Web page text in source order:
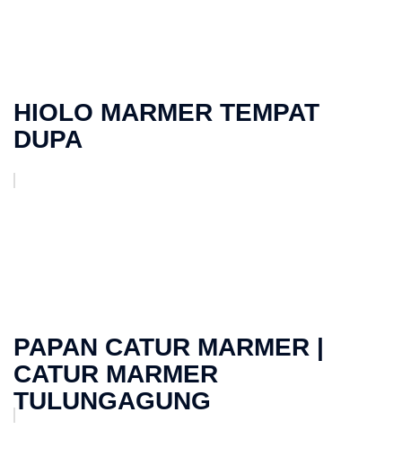
HIOLO MARMER TEMPAT
DUPA
PAPAN CATUR MARMER |
CATUR MARMER
TULUNGAGUNG